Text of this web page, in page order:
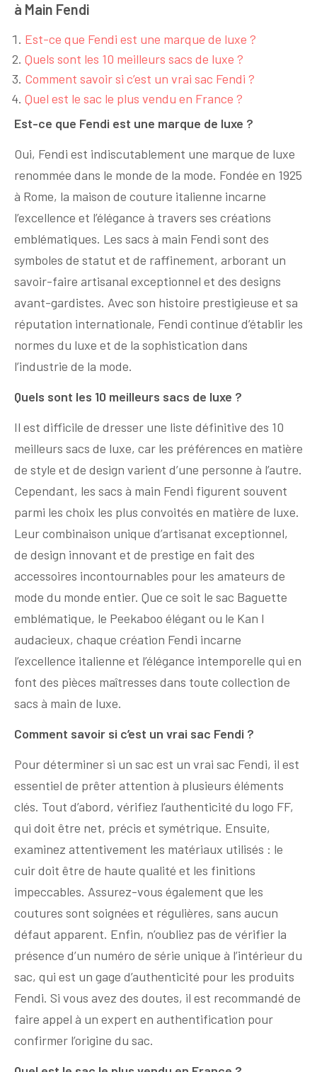
à Main Fendi
Est-ce que Fendi est une marque de luxe ?
Quels sont les 10 meilleurs sacs de luxe ?
Comment savoir si c’est un vrai sac Fendi ?
Quel est le sac le plus vendu en France ?
Est-ce que Fendi est une marque de luxe ?
Oui, Fendi est indiscutablement une marque de luxe
renommée dans le monde de la mode. Fondée en 1925
à Rome, la maison de couture italienne incarne
l’excellence et l’élégance à travers ses créations
emblématiques. Les sacs à main Fendi sont des
symboles de statut et de raffinement, arborant un
savoir-faire artisanal exceptionnel et des designs
avant-gardistes. Avec son histoire prestigieuse et sa
réputation internationale, Fendi continue d’établir les
normes du luxe et de la sophistication dans
l’industrie de la mode.
Quels sont les 10 meilleurs sacs de luxe ?
Il est difficile de dresser une liste définitive des 10
meilleurs sacs de luxe, car les préférences en matière
de style et de design varient d’une personne à l’autre.
Cependant, les sacs à main Fendi figurent souvent
parmi les choix les plus convoités en matière de luxe.
Leur combinaison unique d’artisanat exceptionnel,
de design innovant et de prestige en fait des
accessoires incontournables pour les amateurs de
mode du monde entier. Que ce soit le sac Baguette
emblématique, le Peekaboo élégant ou le Kan I
audacieux, chaque création Fendi incarne
l’excellence italienne et l’élégance intemporelle qui en
font des pièces maîtresses dans toute collection de
sacs à main de luxe.
Comment savoir si c’est un vrai sac Fendi ?
Pour déterminer si un sac est un vrai sac Fendi, il est
essentiel de prêter attention à plusieurs éléments
clés. Tout d’abord, vérifiez l’authenticité du logo FF,
qui doit être net, précis et symétrique. Ensuite,
examinez attentivement les matériaux utilisés : le
cuir doit être de haute qualité et les finitions
impeccables. Assurez-vous également que les
coutures sont soignées et régulières, sans aucun
défaut apparent. Enfin, n’oubliez pas de vérifier la
présence d’un numéro de série unique à l’intérieur du
sac, qui est un gage d’authenticité pour les produits
Fendi. Si vous avez des doutes, il est recommandé de
faire appel à un expert en authentification pour
confirmer l’origine du sac.